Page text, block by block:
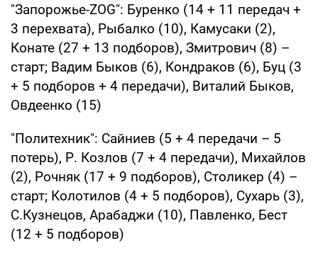
"Запорожье-ZOG": Буренко (14 + 11 передач +
3 перехвата), Рыбалко (10), Камусаки (2),
Конате (27 + 13 подборов), Змитрович (8) –
старт; Вадим Быков (6), Кондраков (6), Буц (3
+ 5 подборов + 4 передачи), Виталий Быков,
Овдеенко (15)
"Политехник": Сайниев (5 + 4 передачи – 5
потерь), Р. Козлов (7 + 4 передачи), Михайлов
(2), Рочняк (17 + 9 подборов), Столикер (4) –
старт; Колотилов (4 + 5 подборов), Сухарь (3),
С.Кузнецов, Арабаджи (10), Павленко, Бест
(12 + 5 подборов)